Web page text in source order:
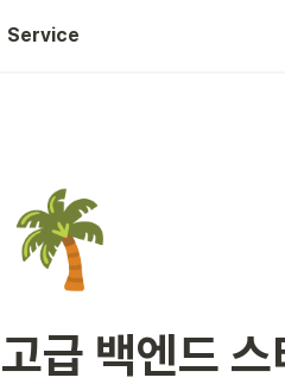
Service
WOW CLASS
🌴
고급 백엔드 스